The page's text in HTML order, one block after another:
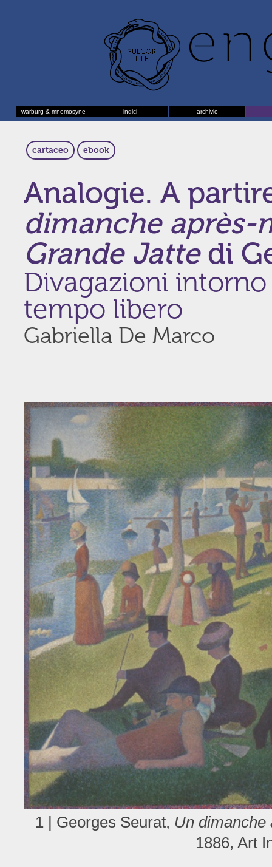
warburg & mnemosyne indici archivio
cartaceo ebook
Analogie. A
dimanche après-
Grande Jattedi
Divagazioni
tempo libero
Gabriella De Marco
1 | Georges Seurat, Un dimanche
1886, Art